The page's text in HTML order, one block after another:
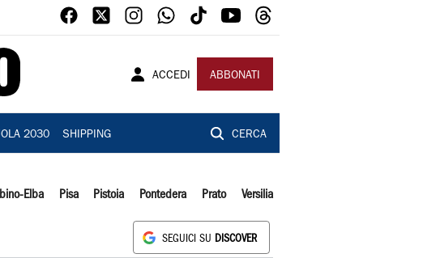
ACCEDI ABBONATI
2030 SHIPPING CERCA
Elba Pisa Pistoia Pontedera Prato Versilia
SEGUICI SU DISCOVER